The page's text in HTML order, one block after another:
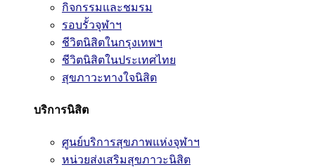
กิจกรรมและชมรม
รอบรั้วจุฬาฯ
ชีวิตนิสิตในกรุงเทพฯ
ชีวิตนิสิตในประเทศไทย
สุขภาวะทางใจนิสิต
บริการนิสิต
ศูนย์บริการสุขภาพแห่งจุฬาฯ
หน่วยส่งเสริมสุขภาวะนิสิต